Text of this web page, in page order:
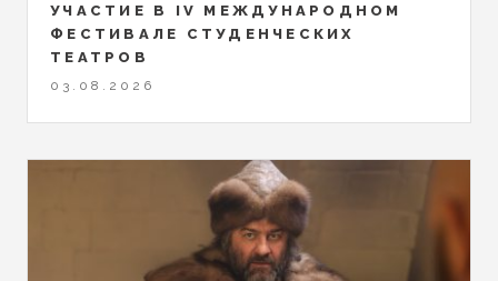
УЧАСТИЕ В IV МЕЖДУНАРОДНОМ
ФЕСТИВАЛЕ СТУДЕНЧЕСКИХ
ТЕАТРОВ
03.08.2026